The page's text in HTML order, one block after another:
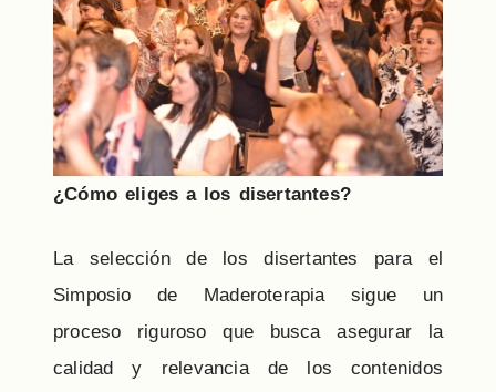
¿Cómo eliges a los disertantes?
La selección de los disertantes para el
Simposio de Maderoterapia sigue un
proceso riguroso que busca asegurar la
calidad y relevancia de los contenidos